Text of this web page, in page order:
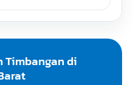
Timbangan di